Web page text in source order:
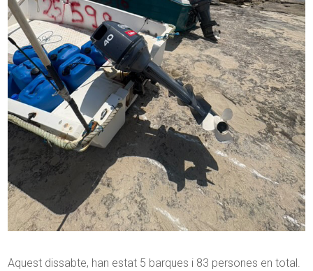
Aquest dissabte, han estat 5 barques i 83 persones en total.